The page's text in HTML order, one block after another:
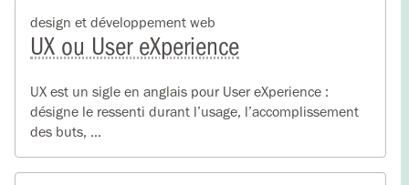
design et développement web
UX ou User eXperience
UX est un sigle en anglais pour User eXperience :
désigne le ressenti durant l’usage, l’accomplissement
des buts, …